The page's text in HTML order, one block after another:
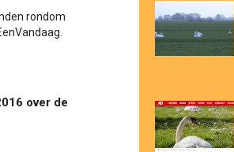
rondom
over de